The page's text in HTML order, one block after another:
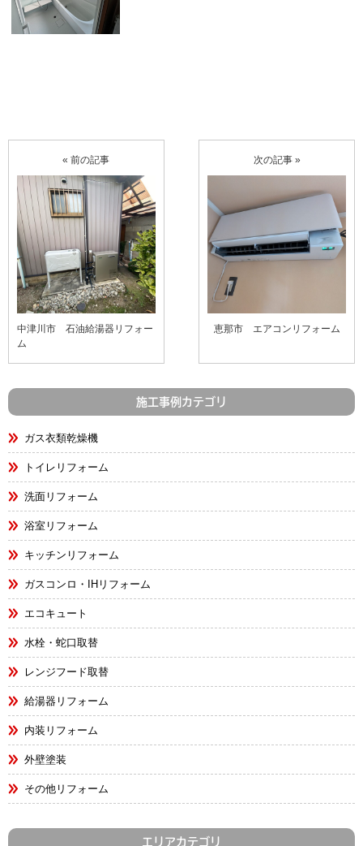
« 前の記事
中津川市 石油給湯器リフォー
ム
次の記事 »
恵那市 エアコンリフォーム
施工事例カテゴリ
ガス衣類乾燥機
トイレリフォーム
洗面リフォーム
浴室リフォーム
キッチンリフォーム
ガスコンロ・IHリフォーム
エコキュート
水栓・蛇口取替
レンジフード取替
給湯器リフォーム
内装リフォーム
外壁塗装
その他リフォーム
エリアカテゴリ